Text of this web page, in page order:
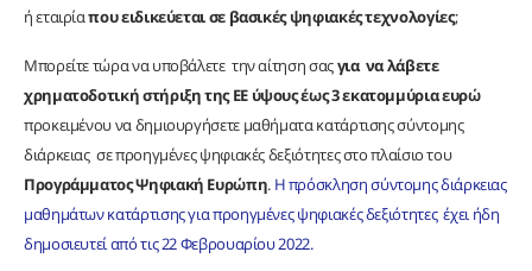
ή εταιρίαπου ειδικεύεται σε βασικές ψηφιακές τεχνολογίες;
Μπορείτε τώρα να υποβάλετε την αίτηση σαςγια να λάβετε
χρηματοδοτική στήριξη της ΕΕ ύψους έως 3 εκατομμύρια ευρώ
προκειμένου να δημιουργήσετε μαθήματα κατάρτισης σύντομης
διάρκειας σε προηγμένες ψηφιακές δεξιότητες στο πλαίσιο του
Προγράμματος Ψηφιακή Ευρώπη. Η πρόσκληση σύντομης διάρκειας
μαθημάτων κατάρτισης για προηγμένες ψηφιακές δεξιότητες έχει ήδη
δημοσιευτεί από τις 22 Φεβρουαρίου 2022.